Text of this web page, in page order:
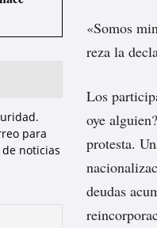
para
noticias
«Somos
reza la
Los
oye
protesta.
deudas